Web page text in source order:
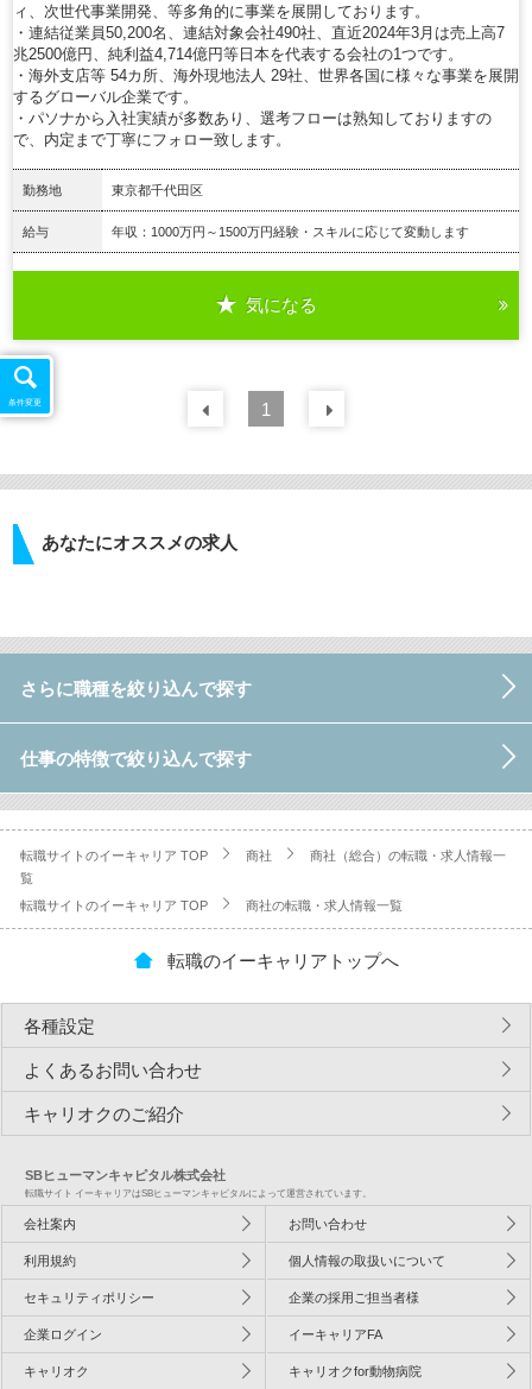
ィ、次世代事業開発、等多角的に事業を展開しております。
・連結従業員50,200名、連結対象会社490社、直近2024年3月は売上高7
兆2500億円、純利益4,714億円等日本を代表する会社の1つです。
・海外支店等 54カ所、海外現地法人 29社、世界各国に様々な事業を展開
するグローバル企業です。
・パソナから入社実績が多数あり、選考フローは熟知しておりますの
で、内定まで丁寧にフォロー致します。
勤務地 東京都千代田区
給与 年収：1000万円～1500万円経験・スキルに応じて変動します
気になる
前の 件
1
あなたにオススメの求人
さらに職種を絞り込んで探す
仕事の特徴で絞り込んで探す
転職サイトのイーキャリア TOP 商社
商社（総合）の転職・求人情報一
覧
転職サイトのイーキャリア TOP
商社の転職・求人情報一覧
条件変更
転職のイーキャリアトップへ
各種設定
よくあるお問い合わせ
キャリオクのご紹介
SBヒューマンキャピタル株式会社
転職サイト イーキャリアはSBヒューマンキャピタルによって運営されています。
会社案内 お問い合わせ
利用規約 個人情報の取扱いについて
セキュリティポリシー 企業の採用ご担当者様
企業ログイン イーキャリアFA
キャリオク キャリオクfor動物病院